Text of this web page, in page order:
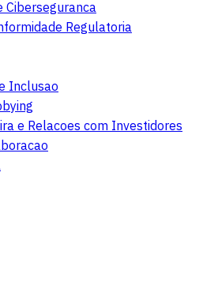
Ciberseguranca
Regulatoria
Inclusao
e Relacoes com Investidores